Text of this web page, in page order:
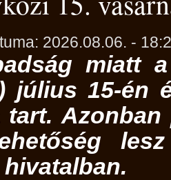
2026.08.06. -
miatt
július 15-én
Azonban